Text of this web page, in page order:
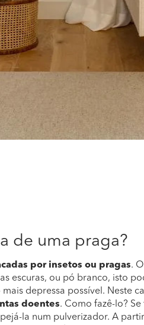
de uma praga?
por insetos ou pragas.
escuras, ou pó branco, isto
depressa possível. Neste
doentes. Como fazê-lo?
la num pulverizador. A